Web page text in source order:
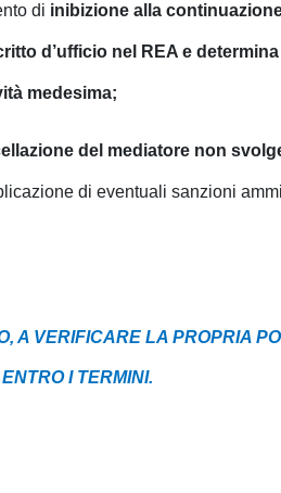
di inibizione alla
d’ufficio nel REA e
medesima;
del mediatore non
di eventuali sanzioni
A VERIFICARE LA PROPRIA
I TERMINI.